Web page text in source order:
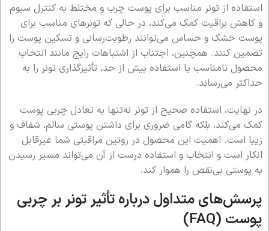
استفاده از تونر مناسب برای پوست چرب و مختلط به کنترل سبوم
و کاهش براقیت کمک می‌کند، در حالی که تونرهای مناسب برای
پوست خشک و حساس می‌توانند رطوبت‌رسانی و تسکین پوست را
تضمین کنند. همچنین، اجتناب از اشتباهات رایج مانند انتخاب
محصول نامناسب یا استفاده بیش از حد، تأثیرگذاری تونر را به
حداکثر می‌رساند.
در نهایت، استفاده صحیح از تونر نه‌تنها به تعادل چربی پوست
کمک می‌کند، بلکه گامی ضروری برای داشتن پوستی سالم، شفاف و
زیبا است. اهمیت این محصول در روتین مراقبتی شما غیرقابل
انکار است و انتخاب و استفاده درست از آن می‌تواند مسیر رسیدن
به پوستی بی‌نقص را هموار کند.
پرسش‌های متداول درباره تأثیر تونر بر چربی
پوست (FAQ)